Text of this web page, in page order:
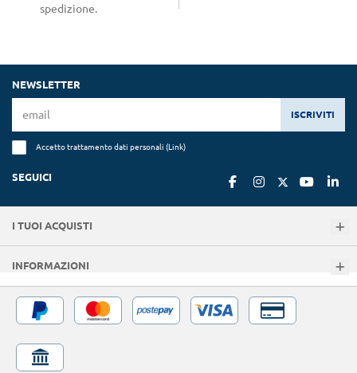
spedizione.
NEWSLETTER
ISCRIVITI
Accetto trattamento dati personali (Link)
SEGUICI
I TUOI ACQUISTI
INFORMAZIONI